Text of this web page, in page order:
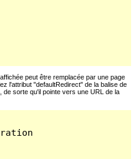
peut être remplacée par une page
l'attribut "defaultRedirect" de la balise de
sorte qu'il pointe vers une URL de la